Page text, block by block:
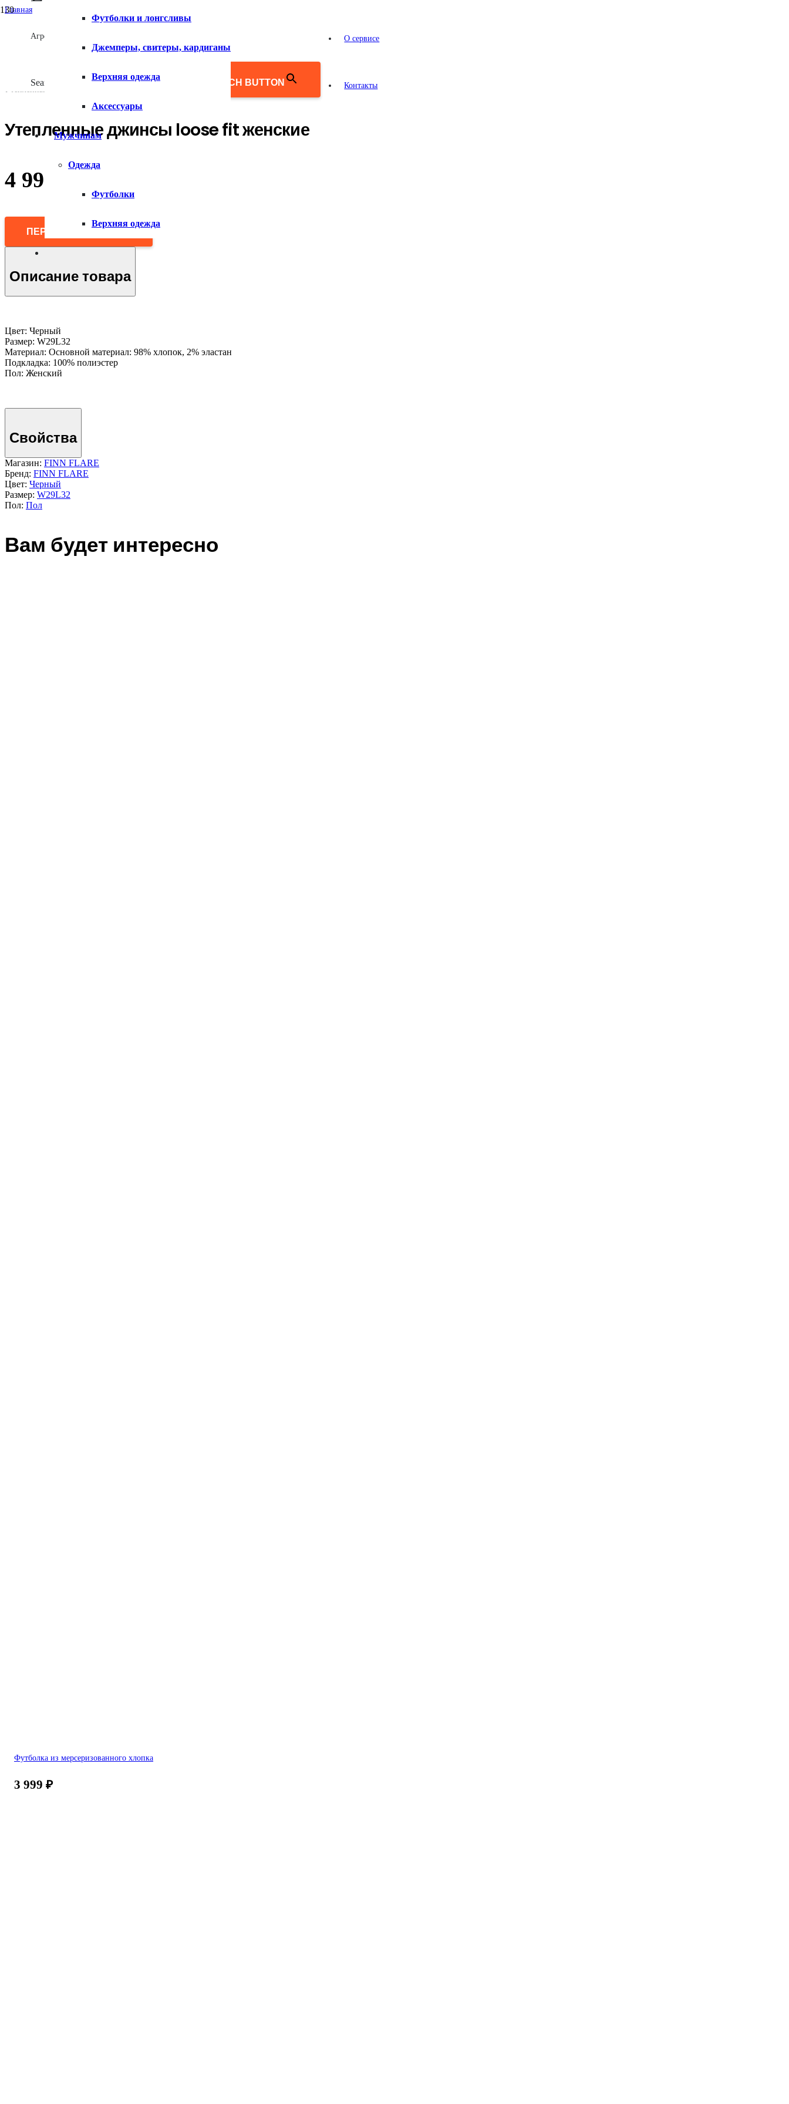
Агрегатор товаров
Search for: SEARCH BUTTON
О сервисе
Контакты
Футболки и лонгсливы
Джемперы, свитеры, кардиганы
Верхняя одежда
Аксессуары
Мужчинам
Одежда
Футболки
Верхняя одежда
Главная
Утепленные джинсы loose fit женские
4 990
ПЕРЕЙТИ В МАГАЗИН
Описание товара
Цвет: Черный
Размер: W29L32
Материал: Основной материал: 98% хлопок, 2% эластан
Подкладка: 100% полиэстер
Пол: Женский
Свойства
Магазин: FINN FLARE
Бренд: FINN FLARE
Цвет: Черный
Размер: W29L32
Пол: Пол
Вам будет интересно
Футболка из мерсеризованного хлопка
3 999 ₽